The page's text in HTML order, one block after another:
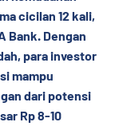
cicilan 12 kali,
Bank. Dengan
para investor
mampu
dari potensi
Rp 8-10